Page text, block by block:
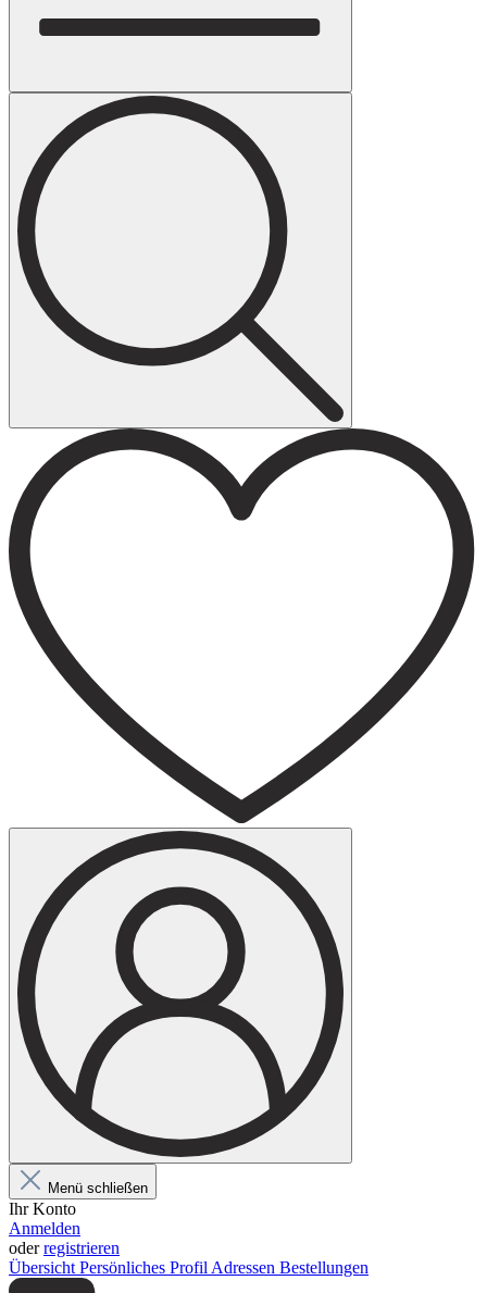
Menü schließen
Ihr Konto
Anmelden
oderregistrieren
Übersicht Persönliches Profil Adressen Bestellungen